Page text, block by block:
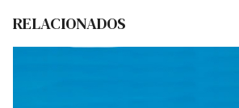
RELACIONADOS